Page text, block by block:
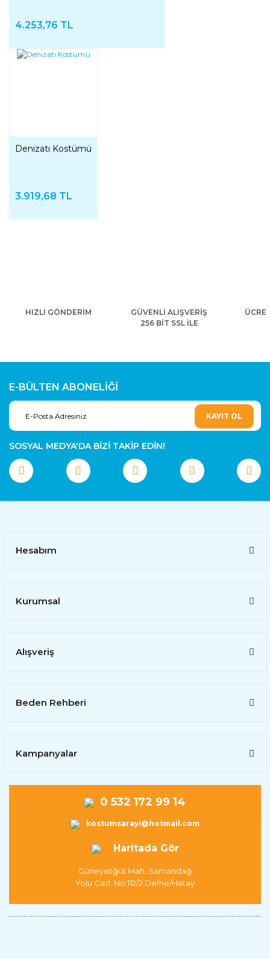
4.253,76 TL
Denizatı Kostümü
3.919,68 TL
HIZLI GÖNDERİM
GÜVENLİ ALIŞVERİŞ
256 BİT SSL İLE
E-BÜLTEN ABONELİĞİ
KAYIT OL
SOSYAL MEDYA'DA BİZİ TAKİP EDİN!
Hesabım
Kurumsal
Alışveriş
Beden Rehberi
Kampanyalar
0 532 172 99 14
kostumsarayi@hotmail.com
Haritada Gör
Güneysöğüt Mah. Samandağ
Yolu Cad. No:112/2 Defne/Hatay